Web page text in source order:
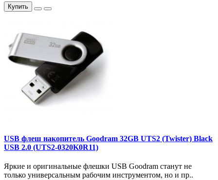
Купить
USB флеш накопитель Goodram 32GB UTS2 (Twister) Black
USB 2.0 (UTS2-0320K0R11)
Яркие и оригинальные флешки USB Goodram станут не
только универсальным рабочим инструментом, но и пр..